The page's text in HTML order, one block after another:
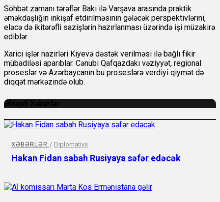
Söhbət zamanı tərəflər Bakı ilə Varşava arasında praktik
əməkdaşlığın inkişaf etdirilməsinin gələcək perspektivlərini,
eləcə də ikitərəfli sazişlərin hazırlanması üzərində işi müzakirə
ediblər.
Xarici işlər nazirləri Kiyevə dəstək verilməsi ilə bağlı fikir
mübadiləsi aparıblar. Cənubi Qafqazdakı vəziyyət, regional
proseslər və Azərbaycanın bu proseslərə verdiyi qiymət də
diqqət mərkəzində olub.
Əlaqəli Xəbərlər
XƏBƏRLƏR / Diplomatiya
Hakan Fidan sabah Rusiyaya səfər edəcək